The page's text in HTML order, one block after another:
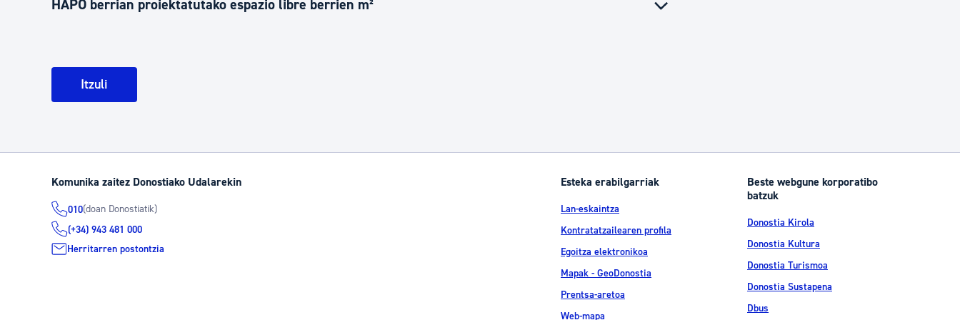
HAPO berrian proiektatutako espazio libre berrien m²
Itzuli
Komunika zaitez Donostiako Udalarekin
010(doan Donostiatik)
(+34) 943 481 000
Herritarren postontzia
Esteka erabilgarriak
Lan-eskaintza
Kontratatzailearen profila
Egoitza elektronikoa
Mapak - GeoDonostia
Prentsa-aretoa
Web-mapa
Beste webgune korporatibo
batzuk
Donostia Kirola
Donostia Kultura
Donostia Turismoa
Donostia Sustapena
Dbus